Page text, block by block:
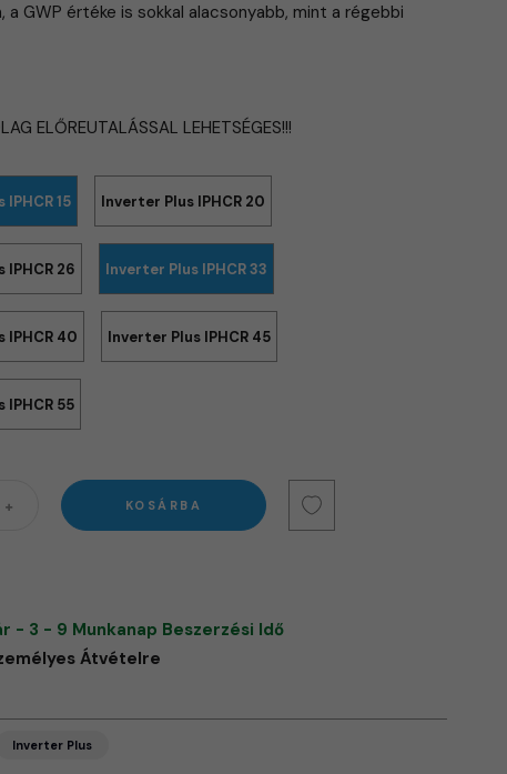
GWP értéke is sokkal alacsonyabb, mint a régebbi
ELŐREUTALÁSSAL LEHETSÉGES!!!
15 Inverter Plus IPHCR 20
IPHCR 26 Inverter Plus IPHCR 33
IPHCR 40 Inverter Plus IPHCR 45
IPHCR 55
KOSÁRBA
- 3 - 9 Munkanap Beszerzési Idő
Átvételre
Inverter Plus